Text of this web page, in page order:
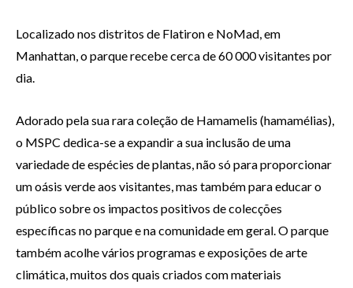
Localizado nos distritos de Flatiron e NoMad, em
Manhattan, o parque recebe cerca de 60 000 visitantes por
dia.
Adorado pela sua rara coleção de Hamamelis (hamamélias),
o MSPC dedica-se a expandir a sua inclusão de uma
variedade de espécies de plantas, não só para proporcionar
um oásis verde aos visitantes, mas também para educar o
público sobre os impactos positivos de colecções
específicas no parque e na comunidade em geral. O parque
também acolhe vários programas e exposições de arte
climática, muitos dos quais criados com materiais